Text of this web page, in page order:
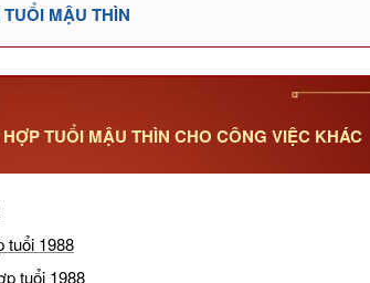
MẬU THÌN
TUỔI MẬU THÌN CHO CÔNG VIỆC KHÁC
tuổi 1988
tuổi 1988